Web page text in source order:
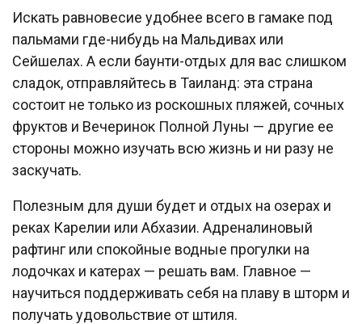
Искать равновесие удобнее всего в гамаке под
пальмами где-нибудь на Мальдивах или
Сейшелах. А если баунти-отдых для вас слишком
сладок, отправляйтесь в Таиланд: эта страна
состоит не только из роскошных пляжей, сочных
фруктов и Вечеринок Полной Луны — другие ее
стороны можно изучать всю жизнь и ни разу не
заскучать.
Полезным для души будет и отдых на озерах и
реках Карелии или Абхазии. Адреналиновый
рафтинг или спокойные водные прогулки на
лодочках и катерах — решать вам. Главное —
научиться поддерживать себя на плаву в шторм и
получать удовольствие от штиля.